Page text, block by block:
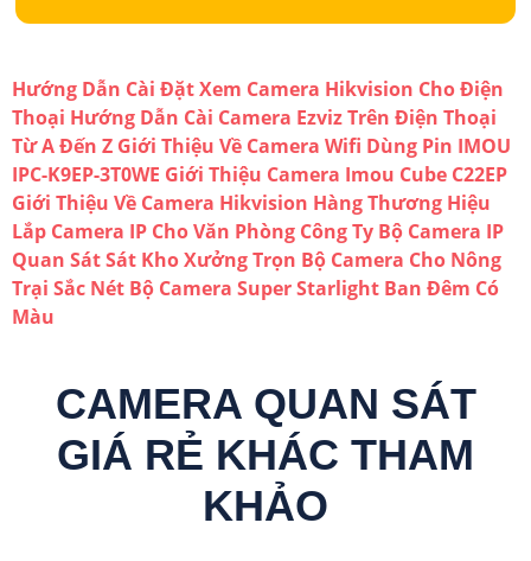
Hướng Dẫn Cài Đặt Xem Camera Hikvision Cho Điện
Thoại Hướng Dẫn Cài Camera Ezviz Trên Điện Thoại
Từ A Đến Z Giới Thiệu Về Camera Wifi Dùng Pin IMOU
IPC-K9EP-3T0WE Giới Thiệu Camera Imou Cube C22EP
Giới Thiệu Về Camera Hikvision Hàng Thương Hiệu
Lắp Camera IP Cho Văn Phòng Công Ty Bộ Camera IP
Quan Sát Sát Kho XưởngTrọn Bộ Camera Cho Nông
Trại Sắc Nét Bộ Camera Super Starlight Ban Đêm Có
Màu
CAMERA QUAN SÁT
GIÁ RẺ KHÁC THAM
KHẢO